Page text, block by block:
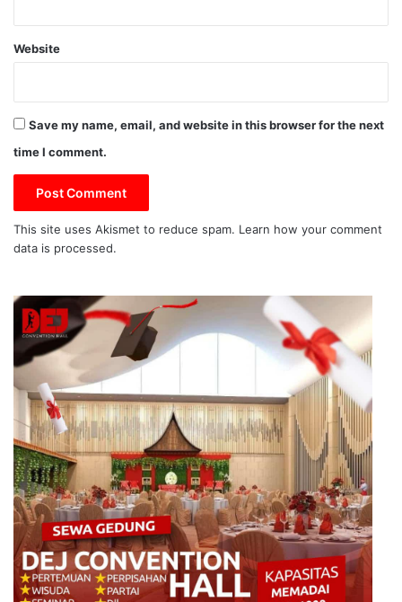
Website
Save my name, email, and website in this browser for the next
time I comment.
This site uses Akismet to reduce spam. Learn how your comment
data is processed.